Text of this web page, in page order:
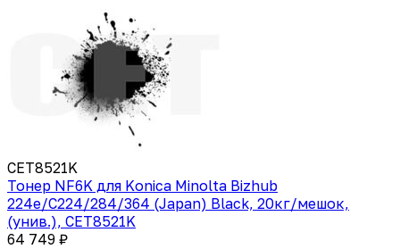
CET8521K
Тонер NF6K для Konica Minolta Bizhub
224e/C224/284/364 (Japan) Black, 20кг/мешок,
(унив.), CET8521K
64 749 ₽